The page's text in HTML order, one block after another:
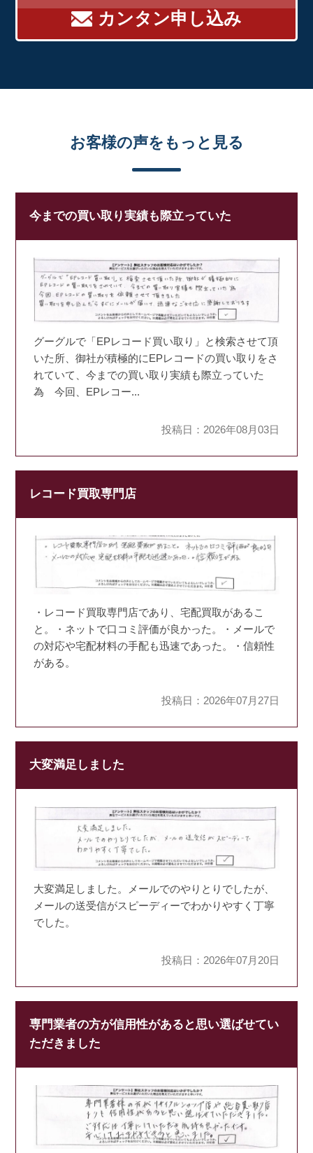
カンタン申し込み
お客様の声をもっと見る
今までの買い取り実績も際立っていた
グーグルで「EPレコード買い取り」と検索させて頂
いた所、御社が積極的にEPレコードの買い取りをさ
れていて、今までの買い取り実績も際立っていた
為 今回、EPレコー...
投稿日：2026年08月03日
レコード買取専門店
・レコード買取専門店であり、宅配買取があるこ
と。・ネットで口コミ評価が良かった。・メールで
の対応や宅配材料の手配も迅速であった。・信頼性
がある。
投稿日：2026年07月27日
大変満足しました
大変満足しました。メールでのやりとりでしたが、
メールの送受信がスピーディーでわかりやすく丁寧
でした。
投稿日：2026年07月20日
専門業者の方が信用性があると思い選ばせてい
ただきました